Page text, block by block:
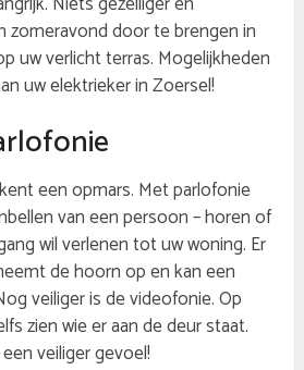
zomeravond door te brengen in
uw verlicht terras. Mogelijkheden
uw elektrieker in Zoersel!
een opmars. Met parlofonie
van een persoon – horen of
wil verlenen tot uw woning. Er
de hoorn op en kan een
veiliger is de videofonie. Op
zien wie er aan de deur staat.
veiliger gevoel!